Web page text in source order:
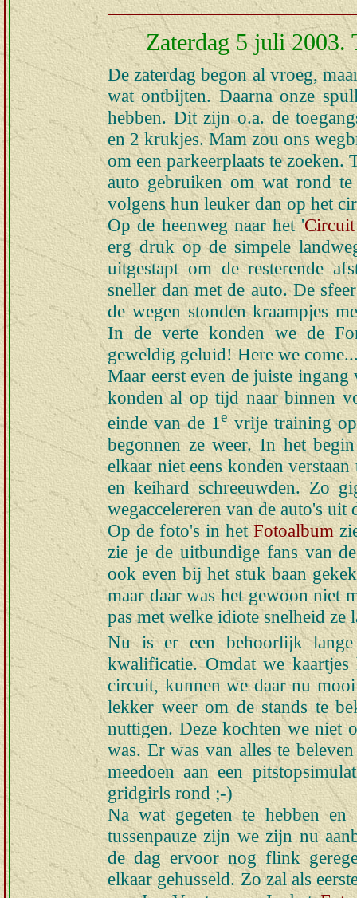
Zaterdag 5 juli 2003.
De zaterdag begon al vroeg,
wat ontbijten. Daarna onze
hebben. Dit zijn o.a. de
en 2 krukjes. Mam zou ons
om een parkeerplaats te zoeken.
auto gebruiken om wat rond
volgens hun leuker dan op het
Op de heenweg naar het '
erg druk op de simpele
uitgestapt om de resterende
sneller dan met de auto. De
de wegen stonden kraampjes
In de verte konden we de
geweldig geluid! Here we
Maar eerst even de juiste
konden al op tijd naar binnen
einde van de 1evrije training op
begonnen ze weer. In het
elkaar niet eens konden
en keihard schreeuwden. Zo
wegaccelereren van de auto's
Op de foto's in hetFotoalbum
zie je de uitbundige fans van
ook even bij het stuk baan
maar daar was het gewoon niet
pas met welke idiote snelheid ze
Nu is er een behoorlijk
kwalificatie. Omdat we
circuit, kunnen we daar nu
lekker weer om de stands te
nuttigen. Deze kochten we niet
was. Er was van alles te
meedoen aan een
gridgirls rond ;-)
Na wat gegeten te hebben
tussenpauze zijn we zijn nu
de dag ervoor nog flink
elkaar gehusseld. Zo zal als